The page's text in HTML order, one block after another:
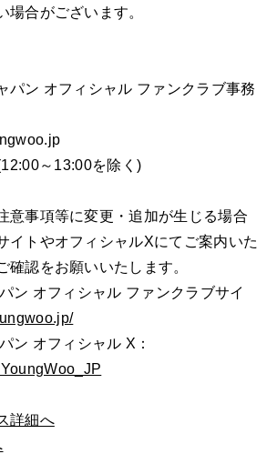
場合がございます。
ン オフィシャル ファンクラブ事務
～13:00を除く)
意事項等に変更・追加が生じる場合
イトやオフィシャルXにてご案内いた
確認をお願いいたします。
ン オフィシャル ファンクラブサイ
ン オフィシャル X：
詳細へ